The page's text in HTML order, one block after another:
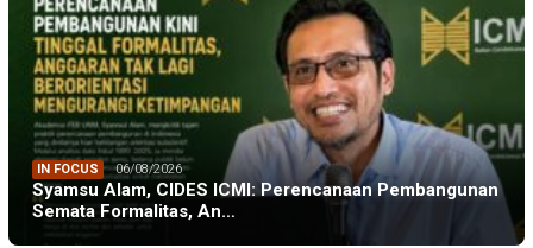
IN FOCUS 06/08/2026
Syamsu Alam, CIDES ICMI: Perencanaan Pembangunan
Semata Formalitas, An…